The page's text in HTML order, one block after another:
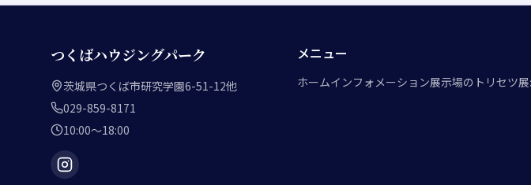
つくばハウジングパーク
茨城県つくば市研究学園6-51-12他
029-859-8171
10:00～18:00
メニュー
ホームインフォメーション展示場のトリセツ